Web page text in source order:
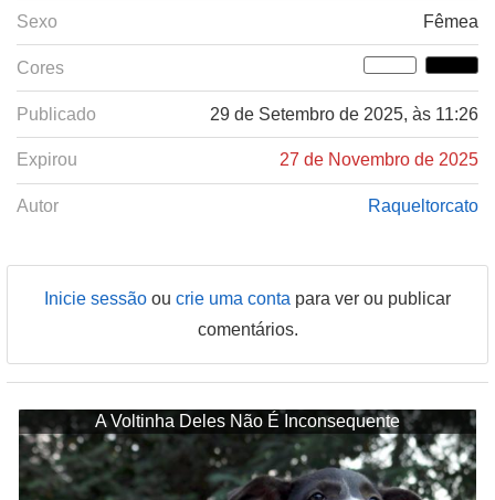
Sexo Fêmea
Cores
Publicado 29 de Setembro de 2025, às 11:26
Expirou 27 de Novembro de 2025
Autor Raqueltorcato
Inicie sessão ou crie uma conta para ver ou publicar
comentários.
A Voltinha Deles Não É Inconsequente